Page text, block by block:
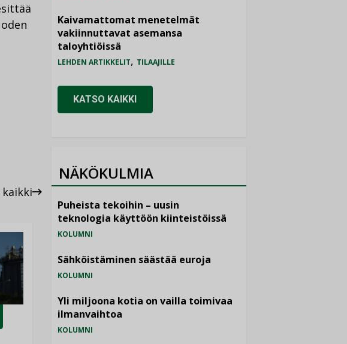
kaikki
Kaivamattomat menetelmät
vakiinnuttavat asemansa
taloyhtiöissä
LEHDEN ARTIKKELIT, TILAAJILLE
KATSO KAIKKI
NÄKÖKULMIA
Puheista tekoihin – uusin
teknologia käyttöön kiinteistöissä
KOLUMNI
Sähköistäminen säästää euroja
KOLUMNI
Yli miljoona kotia on vailla toimivaa
ilmanvaihtoa
KOLUMNI